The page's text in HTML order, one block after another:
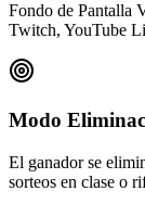
Fondo de Pantalla
Twitch, YouTube
Modo
El ganador se
sorteos en clase o